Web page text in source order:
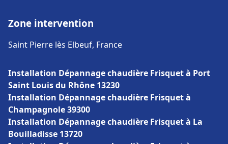
Zone intervention
Saint Pierre lès Elbeuf, France
Installation Dépannage chaudière Frisquet à Port
Saint Louis du Rhône 13230
Installation Dépannage chaudière Frisquet à
Champagnole 39300
Installation Dépannage chaudière Frisquet à La
Bouilladisse 13720